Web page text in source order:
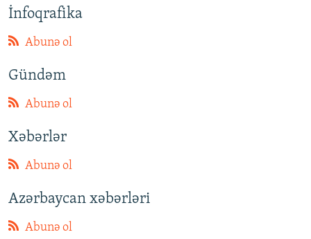
İnfoqrafika
Abunə ol
Gündəm
Abunə ol
Xəbərlər
Abunə ol
Azərbaycan xəbərləri
Abunə ol